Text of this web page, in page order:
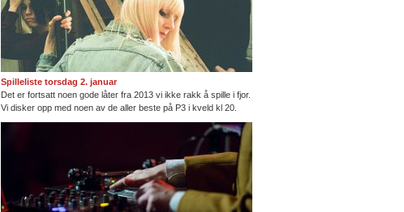
Spilleliste torsdag 2. januar
Det er fortsatt noen gode låter fra 2013 vi ikke rakk å spille i fjor.
Vi disker opp med noen av de aller beste på P3 i kveld kl 20.